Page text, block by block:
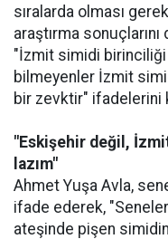
sıralarda olması
araştırma
"İzmit simidi birinciliği
bilmeyenler İzmit
bir zevktir" ifadelerini
"Eskişehir değil,
lazım"
Ahmet Yuşa Avla,
ifade ederek,
ateşinde pişen simidin